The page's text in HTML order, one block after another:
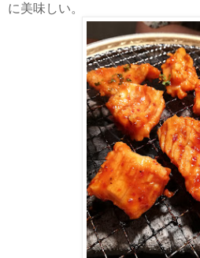
に美味しい。